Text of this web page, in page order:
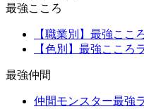
最強こころ
【職業別】最強ここ
【色別】最強こころ
最強仲間
仲間モンスター最強